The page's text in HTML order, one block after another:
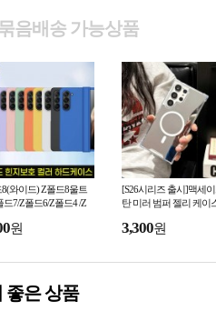
음배송 가능상품
와이드) Z폴드8울트
드7/Z폴드6/Z폴드4 /Z
이스/Z폴드6 힌지보
원
[S26시리즈 출시]맥세
탄 미러 범퍼 젤리 케이
25 울트라
3,300원
좋은 상품